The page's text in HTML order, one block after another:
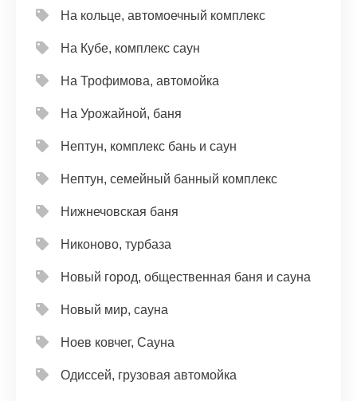
На кольце, автомоечный комплекс
На Кубе, комплекс саун
На Трофимова, автомойка
На Урожайной, баня
Нептун, комплекс бань и саун
Нептун, семейный банный комплекс
Нижнечовская баня
Никоново, турбаза
Новый город, общественная баня и сауна
Новый мир, сауна
Ноев ковчег, Сауна
Одиссей, грузовая автомойка